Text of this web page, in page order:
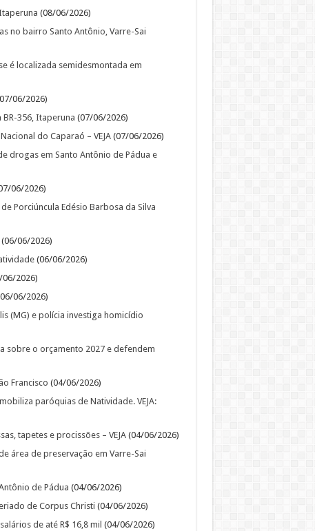
(08/06/2026)
no bairro Santo Antônio, Varre-Sai
é localizada semidesmontada em
06/2026)
356, Itaperuna (07/06/2026)
do Caparaó – VEJA(07/06/2026)
drogas em Santo Antônio de Pádua e
06/2026)
Porciúncula Edésio Barbosa da Silva
(06/06/2026)
(06/06/2026)
06/2026)
06/2026)
(MG) e polícia investiga homicídio
sobre o orçamento 2027 e defendem
Francisco (04/06/2026)
paróquias de Natividade. VEJA:
tapetes e procissões – VEJA(04/06/2026)
área de preservação em Varre-Sai
de Pádua (04/06/2026)
de Corpus Christi (04/06/2026)
de até R$ 16,8 mil (04/06/2026)